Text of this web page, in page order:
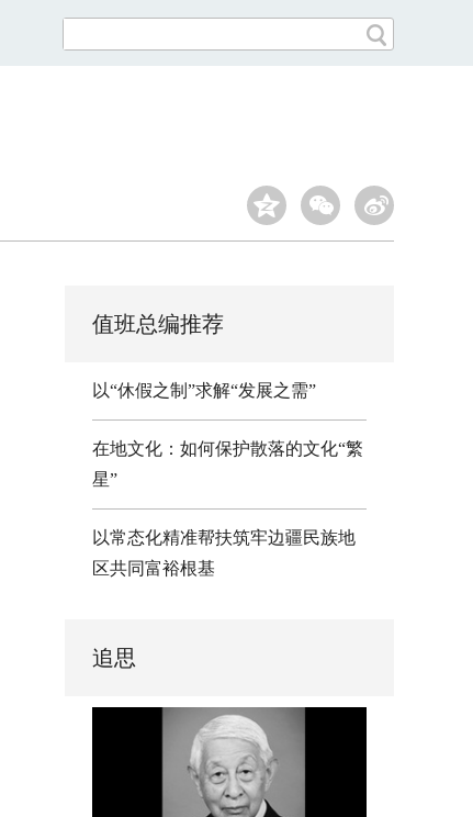
值班总编推荐
以“休假之制”求解“发展之需”
在地文化：如何保护散落的文化“繁
星”
以常态化精准帮扶筑牢边疆民族地
区共同富裕根基
追思